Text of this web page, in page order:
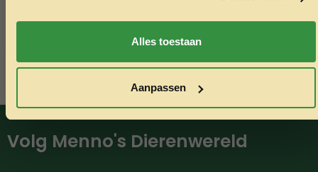
Alles toestaan
Aanpassen
Volg Menno's Dierenwereld
Nee, ik wil geen korting